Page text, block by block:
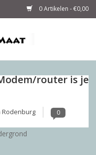
0 Artikelen - €0,00
router is je
Rodenburg 0